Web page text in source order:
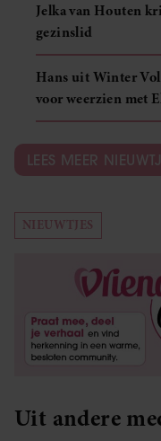
Jelka van Houten
gezinslid
Hans uit Winter
voor weerzien met
LEES MEER
NIEUWTJES
Uit andere